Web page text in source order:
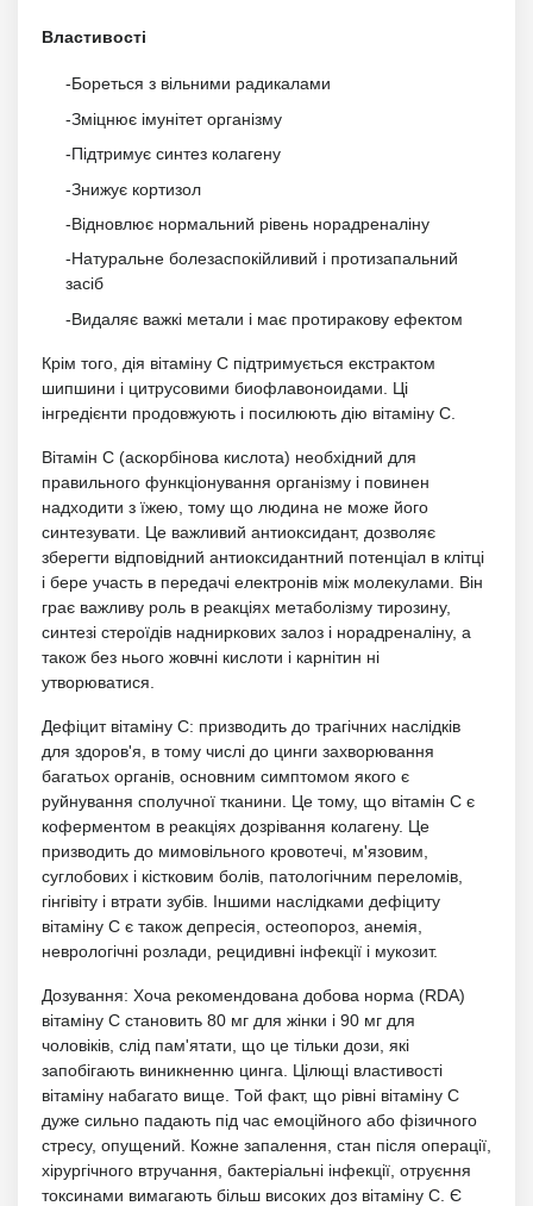
Властивості
-Бореться з вільними радикалами
-Зміцнює імунітет організму
-Підтримує синтез колагену
-Знижує кортизол
-Відновлює нормальний рівень норадреналіну
-Натуральне болезаспокійливий і протизапальний
засіб
-Видаляє важкі метали і має протиракову ефектом
Крім того, дія вітаміну С підтримується екстрактом
шипшини і цитрусовими биофлавоноидами. Ці
інгредієнти продовжують і посилюють дію вітаміну С.
Вітамін С (аскорбінова кислота) необхідний для
правильного функціонування організму і повинен
надходити з їжею, тому що людина не може його
синтезувати. Це важливий антиоксидант, дозволяє
зберегти відповідний антиоксидантний потенціал в клітці
і бере участь в передачі електронів між молекулами. Він
грає важливу роль в реакціях метаболізму тирозину,
синтезі стероїдів надниркових залоз і норадреналіну, а
також без нього жовчні кислоти і карнітин ні
утворюватися.
Дефіцит вітаміну С: призводить до трагічних наслідків
для здоров'я, в тому числі до цинги захворювання
багатьох органів, основним симптомом якого є
руйнування сполучної тканини. Це тому, що вітамін С є
коферментом в реакціях дозрівання колагену. Це
призводить до мимовільного кровотечі, м'язовим,
суглобових і кістковим болів, патологічним переломів,
гінгівіту і втрати зубів. Іншими наслідками дефіциту
вітаміну С є також депресія, остеопороз, анемія,
неврологічні розлади, рецидивні інфекції і мукозит.
Дозування: Хоча рекомендована добова норма (RDA)
вітаміну C становить 80 мг для жінки і 90 мг для
чоловіків, слід пам'ятати, що це тільки дози, які
запобігають виникненню цинга. Цілющі властивості
вітаміну набагато вище. Той факт, що рівні вітаміну С
дуже сильно падають під час емоційного або фізичного
стресу, опущений. Кожне запалення, стан після операції,
хірургічного втручання, бактеріальні інфекції, отруєння
токсинами вимагають більш високих доз вітаміну С. Є